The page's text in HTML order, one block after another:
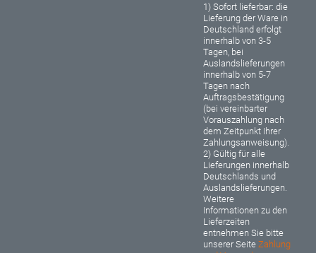
1) Sofort lieferbar: die
Lieferung der Ware in
Deutschland erfolgt
innerhalb von 3-5
Tagen, bei
Auslandslieferungen
innerhalb von 5-7
Tagen nach
Auftragsbestätigung
(bei vereinbarter
Vorauszahlung nach
dem Zeitpunkt Ihrer
Zahlungsanweisung).
2) Gültig für alle
Lieferungen innerhalb
Deutschlands und
Auslandslieferungen.
Weitere
Informationen zu den
Lieferzeiten
entnehmen Sie bitte
unserer SeiteZahlung